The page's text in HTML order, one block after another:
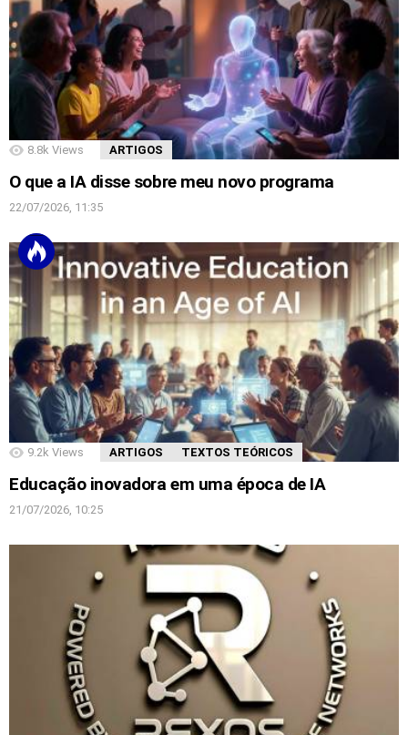
8.8k Views ARTIGOS
O que a IA disse sobre meu novo programa
22/07/2026, 11:35
9.2k Views ARTIGOS TEXTOS TEÓRICOS
Educação inovadora em uma época de IA
21/07/2026, 10:25